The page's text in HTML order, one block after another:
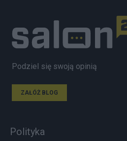
Podziel się swoją opinią
ZAŁÓŻ BLOG
Polityka